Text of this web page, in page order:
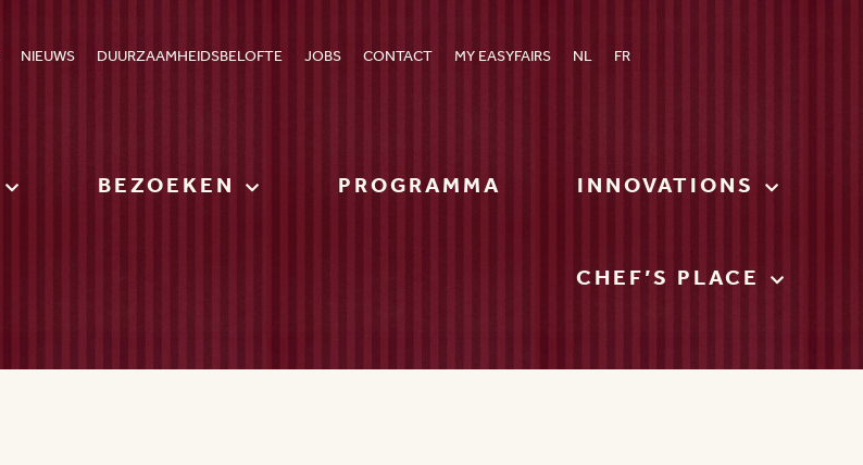
NIEUWS DUURZAAMHEIDSBELOFTE JOBS CONTACT MY EASYFAIRS NL FR
BEZOEKEN PROGRAMMA INNOVATIONS
CHEF’S PLACE